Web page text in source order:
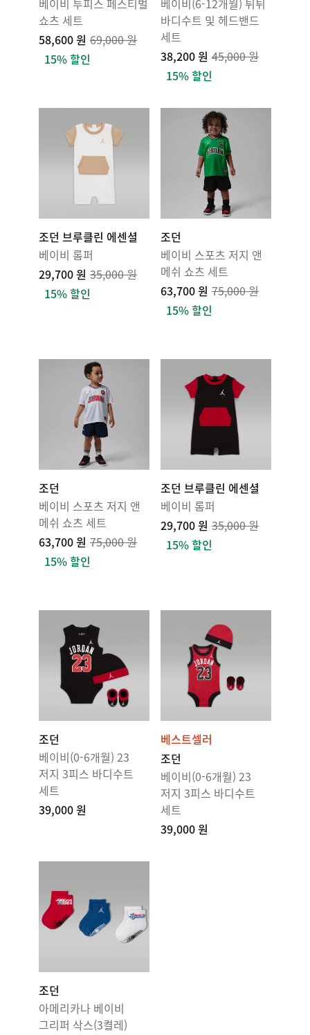
베이비 투피스 페스티벌
쇼츠 세트
58,600 원 69,000 원
15% 할인
베이비(6-12개월) 튀튀
바디수트 및 헤드밴드
세트
38,200 원 45,000 원
15% 할인
조던 브루클린 에센셜
베이비 롬퍼
29,700 원 35,000 원
15% 할인
조던
베이비 스포츠 저지 앤
메쉬 쇼츠 세트
63,700 원 75,000 원
15% 할인
조던
베이비 스포츠 저지 앤
메쉬 쇼츠 세트
63,700 원 75,000 원
15% 할인
조던 브루클린 에센셜
베이비 롬퍼
29,700 원 35,000 원
15% 할인
조던
베이비(0-6개월) 23
저지 3피스 바디수트
세트
39,000 원
베스트셀러
조던
베이비(0-6개월) 23
저지 3피스 바디수트
세트
39,000 원
조던
아메리카나 베이비
그리퍼 삭스(3켤레)